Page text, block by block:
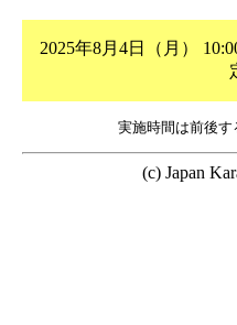
2025年8月4日（月）
実施時間は前後す
(c) Japan